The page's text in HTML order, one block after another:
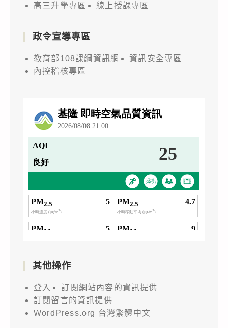
高三升學專區
線上授課專區
政令宣導專區
教育部108課綱資訊網
資訊安全專區
內控稽核專區
其他操作
登入
訂閱網站內容的資訊提供
訂閱留言的資訊提供
WordPress.org 台灣繁體中文